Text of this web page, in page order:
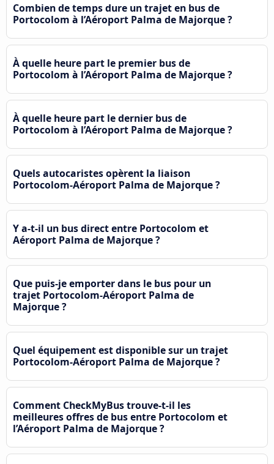
Combien de temps dure un trajet en bus de
Portocolom à l’Aéroport Palma de Majorque ?
À quelle heure part le premier bus de
Portocolom à l’Aéroport Palma de Majorque ?
À quelle heure part le dernier bus de
Portocolom à l’Aéroport Palma de Majorque ?
Quels autocaristes opèrent la liaison
Portocolom-Aéroport Palma de Majorque ?
Y a-t-il un bus direct entre Portocolom et
Aéroport Palma de Majorque ?
Que puis-je emporter dans le bus pour un
trajet Portocolom-Aéroport Palma de
Majorque ?
Quel équipement est disponible sur un trajet
Portocolom-Aéroport Palma de Majorque ?
Comment CheckMyBus trouve-t-il les
meilleures offres de bus entre Portocolom et
l’Aéroport Palma de Majorque ?